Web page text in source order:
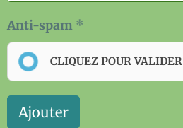
Anti-spam
CLIQUEZ POUR VALIDER
Ajouter